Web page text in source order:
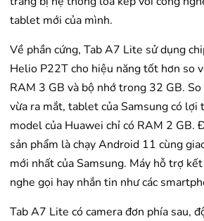
tablet mới của mình.
Về phần cứng, Tab A7 Lite sử dụng
Helio P22T cho hiệu năng tốt hơn so
RAM 3 GB và bộ nhớ trong 32 GB.
vừa ra mắt, tablet của Samsung có lợi
model của Huawei chỉ có RAM 2 GB.
sản phẩm là chạy Android 11 cùng
mới nhất của Samsung. Máy hỗ trợ
nghe gọi hay nhắn tin như các
Tab A7 Lite có camera đơn phía sau,